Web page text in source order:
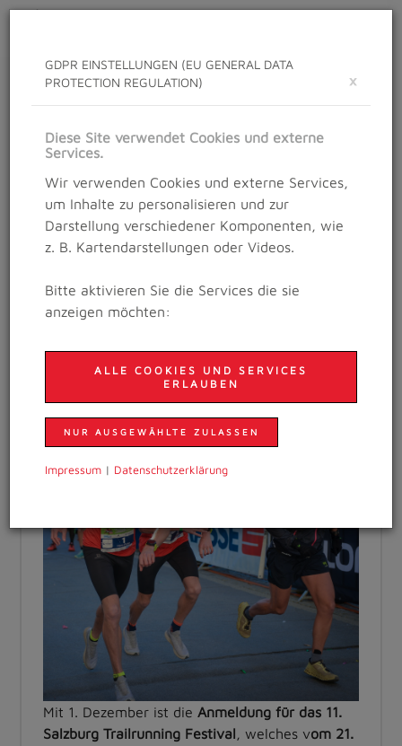
NEWS
Neuigkeiten rund um das Salzburg Trailrunning
Festival
Details
30. November 2021
ANMELDUNG FÜR
2022 LÄUFT!
Mit 1. Dezember ist die Anmeldung für das 11.
Salzburg Trailrunning Festival, welches vom 21.
GDPR EINSTELLUNGEN (EU GENERAL DATA
PROTECTION REGULATION)
×
Diese Site verwendet Cookies und externe
Services.
Wir verwenden Cookies und externe Services,
um Inhalte zu personalisieren und zur
Darstellung verschiedener Komponenten, wie
z. B. Kartendarstellungen oder Videos.
Bitte aktivieren Sie die Services die sie
anzeigen möchten:
ALLE COOKIES UND SERVICES
ERLAUBEN
NUR AUSGEWÄHLTE ZULASSEN
Impressum | Daten­schutzer­klärung